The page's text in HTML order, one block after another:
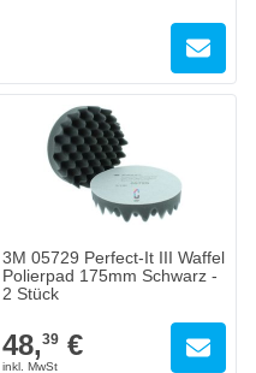
3M 05729 Perfect-It III Waffel
Polierpad 175mm Schwarz -
2 Stück
48,39 €